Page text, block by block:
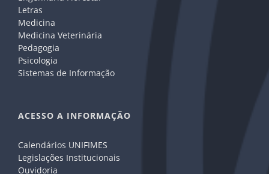
Letras
Medicina
Medicina Veterinária
Pedagogia
Psicologia
Sistemas de Informação
ACESSO A INFORMAÇÃO
Calendários UNIFIMES
Legislações Institucionais
Ouvidoria